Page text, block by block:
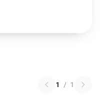
1 / 1